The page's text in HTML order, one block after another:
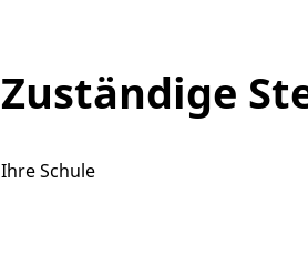
Zuständige
Ihre Schule